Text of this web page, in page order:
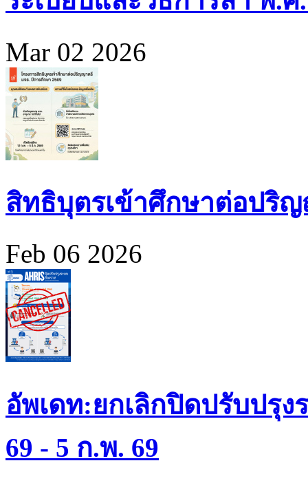
Mar 02 2026
สิทธิบุตรเข้าศึกษาต่อปริญ
Feb 06 2026
อัพเดท:ยกเลิกปิดปรับปรุ
69 - 5 ก.พ. 69